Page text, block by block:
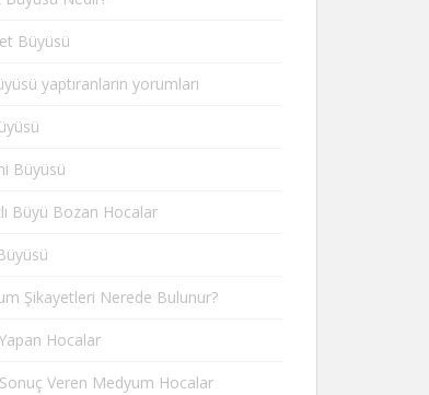
Büyüsü
yaptıranların yorumları
Büyüsü
Büyü Bozan Hocalar
Şikayetleri Nerede Bulunur?
Hocalar
Veren Medyum Hocalar